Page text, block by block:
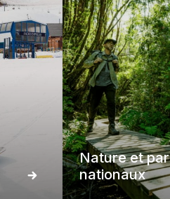
Nature et
nationaux